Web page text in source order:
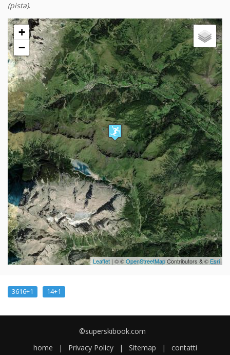
(pista).
+
−
Leaflet | © ©OpenStreetMapContributors & © Esri
3616+1 14+1
©superskibook.com
home
| Privacy Policy | Sitemap | contatti